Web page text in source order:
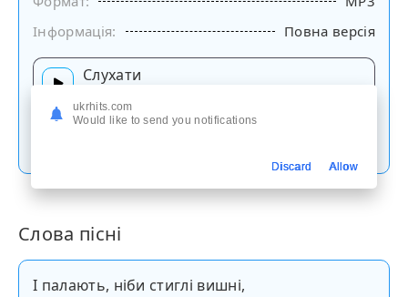
Інформація:
Повна версія
Слухати
Слова пісні
І палають, ніби стиглі вишні,
ukrhits.com
Would like to send you notifications
Discard Allow